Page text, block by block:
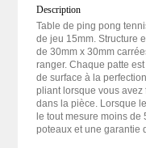
Description
Table de ping pong
de jeu 15mm. Structure
de 30mm x 30mm
ranger. Chaque patte
de surface à la
pliant lorsque vous
dans la pièce. Lorsque
le tout mesure moins de
poteaux et une garantie